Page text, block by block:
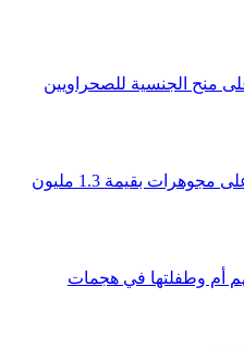
منح الجنسية للصحراويين
ثاباتيرو يؤكد أمام القضاء حصوله على مجوهرات بقيمة 1.3 مليون
8 شهداء بينهم أم وطفلتها في هجمات